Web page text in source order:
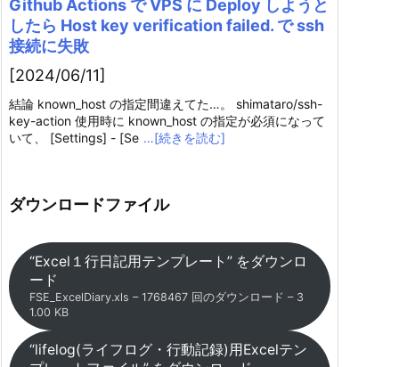
Github Actions で VPS に Deploy しようと
したら Host key verification failed. で ssh
接続に失敗
[2024/06/11]
結論 known_host の指定間違えてた…。 shimataro/ssh-
key-action 使用時に known_host の指定が必須になって
いて、 [Settings] - [Se …[続きを読む]
ダウンロードファイル
“Excel１行日記用テンプレート” をダウンロ
ード
FSE_ExcelDiary.xls – 1768467 回のダウンロード – 3
1.00 KB
“lifelog(ライフログ・行動記録)用Excelテン